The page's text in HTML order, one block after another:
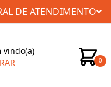
COM VOCÊ!
DE ATENDIMENTO
vindo(a)
0